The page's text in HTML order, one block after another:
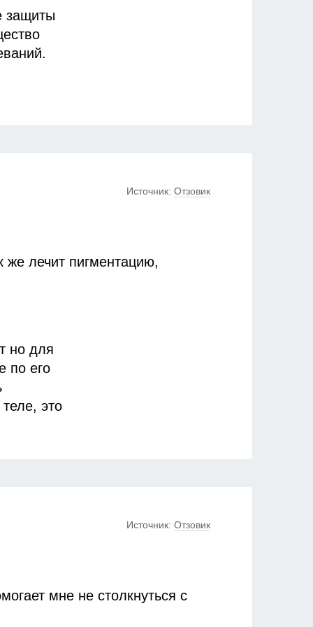
защиты
Источник: Отзовик
же лечит пигментацию,
но для
по его
это
пятна
у вас
на 5-10
Источник: Отзовик
мне не столкнуться с